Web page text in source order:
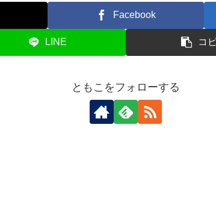
Facebook
LINE コ
ともこをフォローする